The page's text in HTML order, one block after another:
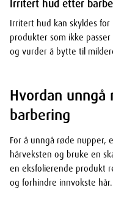
Irritert hud etter
Irritert hud kan skyldes
produkter som ikke
og vurder å bytte til
Hvordan
barbering
For å unngå røde nupper,
hårveksten og bruke en
en eksfolierende produkt
og forhindre innvokste hår.